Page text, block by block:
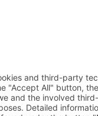
von Regisseur Óscar